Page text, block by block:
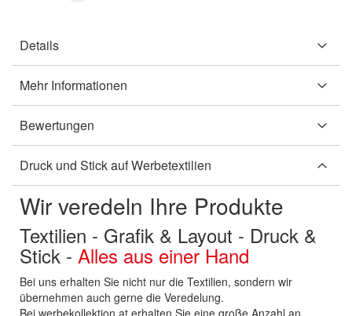
Details
Mehr Informationen
Bewertungen
Druck und Stick auf Werbetextilien
Wir veredeln Ihre Produkte
Textilien - Grafik & Layout - Druck &
Stick - Alles aus einer Hand
Bei uns erhalten Sie nicht nur die Textilien, sondern wir
übernehmen auch gerne die Veredelung.
Bei werbekollektion.at erhalten Sie eine große Anzahl an